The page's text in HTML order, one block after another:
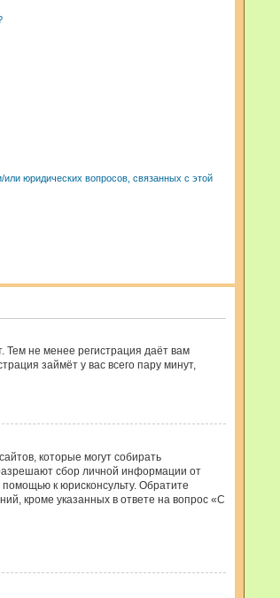
юридических вопросов, связанных с этой
Тем не менее регистрация даёт вам
займёт у вас всего пару минут,
которые могут собирать
сбор личной информации от
к юрисконсульту. Обратите
кроме указанных в ответе на вопрос «С